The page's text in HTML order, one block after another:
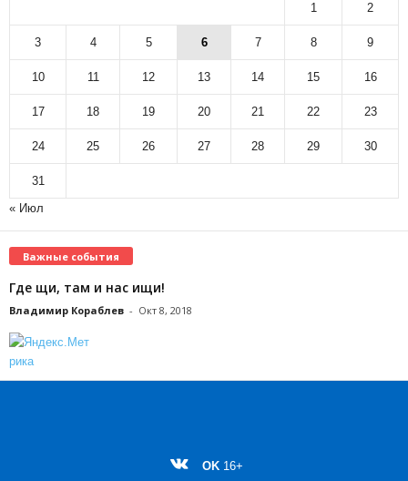
1 2
3 4 5 6 7 8 9
10 11 12 13 14 15 16
17 18 19 20 21 22 23
24 25 26 27 28 29 30
31
« Июл
Важные события
Где щи, там и нас ищи!
Владимир Кораблев - Окт 8, 2018
OK 16+